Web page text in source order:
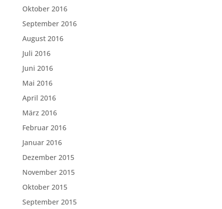
Oktober 2016
September 2016
August 2016
Juli 2016
Juni 2016
Mai 2016
April 2016
März 2016
Februar 2016
Januar 2016
Dezember 2015
November 2015
Oktober 2015
September 2015